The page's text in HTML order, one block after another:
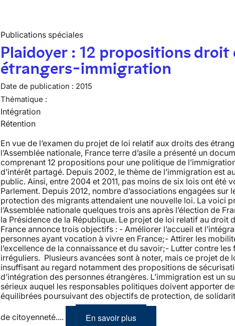
Publications spéciales
Plaidoyer : 12 propositions droit
étrangers-immigration
Date de publication : 2015
Thématique :
Intégration
Rétention
En vue de l’examen du projet de loi relatif aux droits des
l’Assemblée nationale, France terre d’asile a présenté un
comprenant 12 propositions pour une politique de
d’intérêt partagé. Depuis 2002, le thème de l’immigration est
public. Ainsi, entre 2004 et 2011, pas moins de six lois ont été
Parlement. Depuis 2012, nombre d’associations engagées sur
protection des migrants attendaient une nouvelle loi. La voici
l’Assemblée nationale quelques trois ans après l’élection de
la Présidence de la République. Le projet de loi relatif au droit
France annonce trois objectifs : - Améliorer l’accueil et
personnes ayant vocation à vivre en France;- Attirer les
l’excellence de la connaissance et du savoir;- Lutter contre
irréguliers. Plusieurs avancées sont à noter, mais ce projet de
insuffisant au regard notamment des propositions de
d’intégration des personnes étrangères. L’immigration est un
sérieux auquel les responsables politiques doivent apporter
équilibrées poursuivant des objectifs de protection, de
de citoyenneté.... En savoir plus